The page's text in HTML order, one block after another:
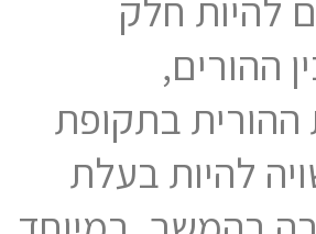
ההורים,
ההורית בתקופת
להיות בעלת